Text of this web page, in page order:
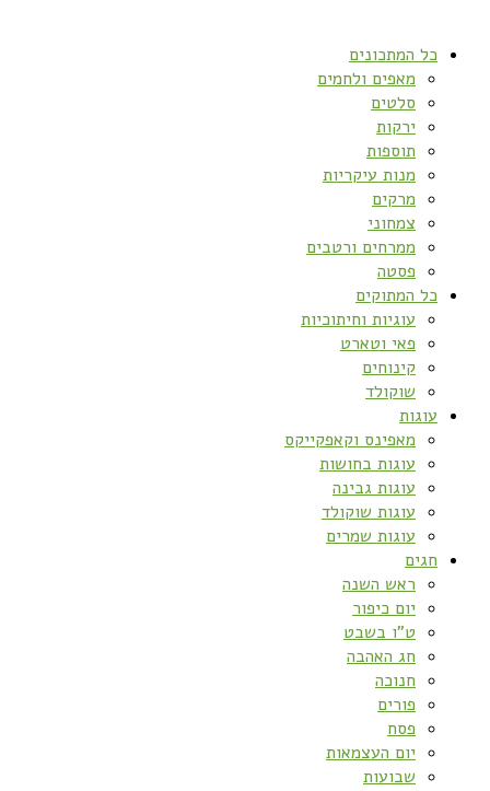
כל המתכונים
מאפים ולחמים
סלטים
ירקות
תוספות
מנות עיקריות
מרקים
צמחוני
ממרחים ורטבים
פסטה
כל המתוקים
עוגיות וחיתוכיות
פאי וטארט
קינוחים
שוקולד
עוגות
מאפינס וקאפקייקס
עוגות בחושות
עוגות גבינה
עוגות שוקולד
עוגות שמרים
חגים
ראש השנה
יום כיפור
ט”ו בשבט
חג האהבה
חנוכה
פורים
פסח
יום העצמאות
שבועות